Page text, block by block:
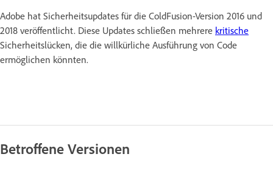
Adobe hat Sicherheitsupdates für die ColdFusion-Version 2016 und
2018 veröffentlicht. Diese Updates schließen mehrere kritische
Sicherheitslücken, die die willkürliche Ausführung von Code
ermöglichen könnten.
Betroffene Versionen